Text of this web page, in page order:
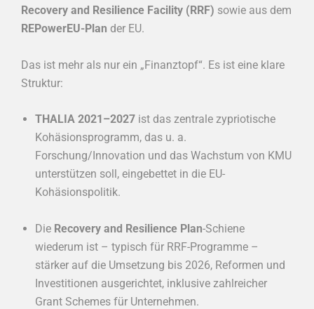
Recovery and Resilience Facility (RRF) sowie aus dem
REPowerEU-Plan der EU.
Das ist mehr als nur ein „Finanztopf“. Es ist eine klare
Struktur:
THALIA 2021–2027 ist das zentrale zypriotische
Kohäsionsprogramm, das u. a.
Forschung/Innovation und das Wachstum von KMU
unterstützen soll, eingebettet in die EU-
Kohäsionspolitik.
Die Recovery and Resilience Plan-Schiene
wiederum ist – typisch für RRF-Programme –
stärker auf die Umsetzung bis 2026, Reformen und
Investitionen ausgerichtet, inklusive zahlreicher
Grant Schemes für Unternehmen.